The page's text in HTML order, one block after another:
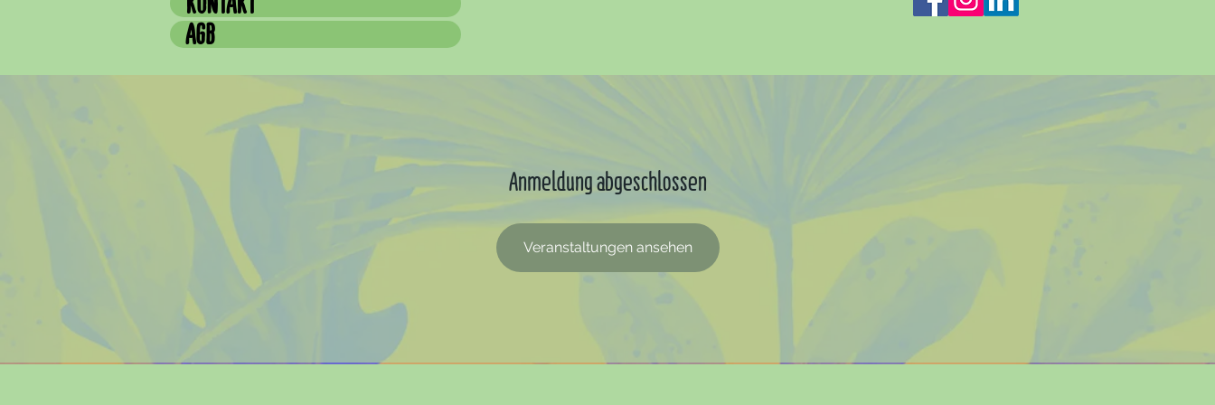
AGB
Anmeldung abgeschlossen
Veranstaltungen ansehen